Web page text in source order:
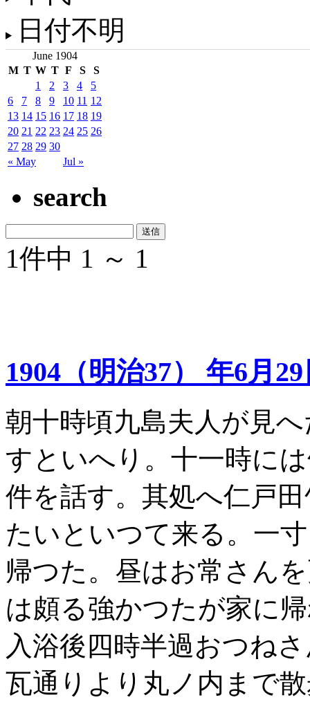
日付不明
June 1904
M T W T F S S
« May Jul »
1 2 3 4
5
6
7 8 9 10 11 12
13 14 15 16 17 18 19
20 21 22 23 24 25 26
27 28 29 30
search
1件中 1 ～ 1
1904（明治37） 年6月
朝十時頃九島夫人が見
すといへり。十一時に
件を話す。其処へ仁戸
たいといつて来る。一
帰つた。昼はお常さん
は頗る強かつたが家に
入浴後四時半過おつね
瓦通りより丸ノ内まで